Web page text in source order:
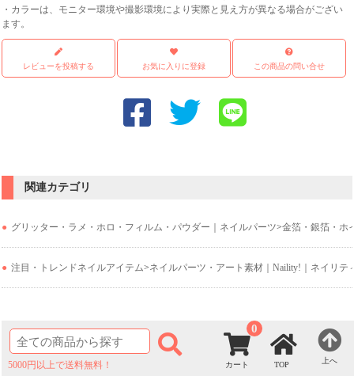
TOP
0
5000円以上で送料無料！
・カラーは、モニター環境や撮影環境により実際と見え方が異なる場合がござい
ます。
レビューを投稿する お気に入りに登録 この商品の問い合せ
関連カテゴリ
グリッター・ラメ・ホロ・フィルム・パウダー｜ネイルパーツ>金箔・銀箔・ホ
注目・トレンドネイルアイテム>ネイルパーツ・アート素材｜Naility!｜ネイリテ
上へ